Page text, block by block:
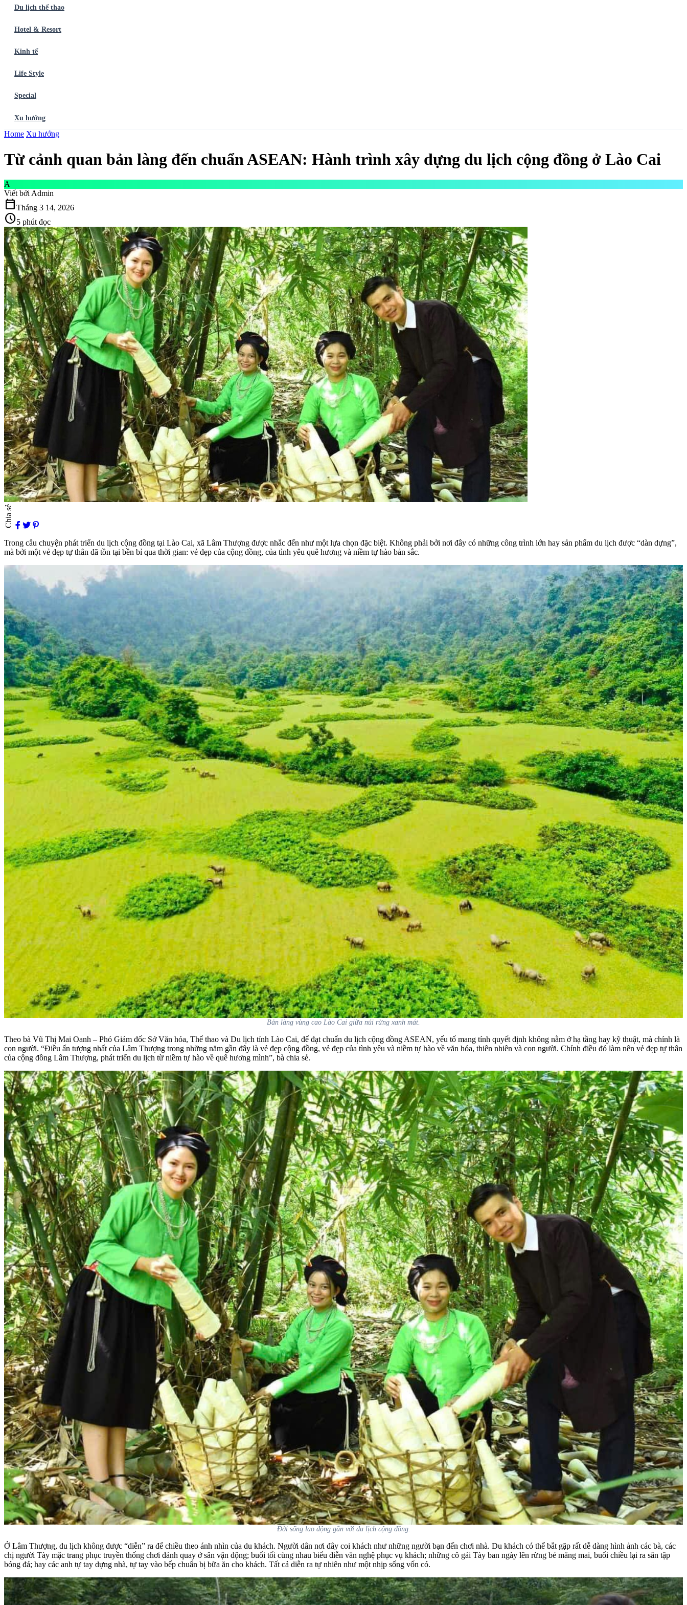
Du lịch thể thao
Hotel & Resort
Kinh tế
Life Style
Special
Xu hướng
Trang chủẨm thực
Home Xu hướng
Từ cảnh quan bản làng đến chuẩn ASEAN: Hành trình xây dựng du lịch cộng đồng ở Lào Cai
A
Viết bởi Admin
calendar_todayTháng 3 14, 2026
schedule5 phút đọc
Chia sẻ
Trong câu chuyện phát triển du lịch cộng đồng tại Lào Cai, xã Lâm Thượng được nhắc đến như một lựa chọn đặc biệt. Không phải bởi nơi đây có những công trình lớn hay sản phẩm du lịch được “dàn dựng”,
mà bởi một vẻ đẹp tự thân đã tồn tại bền bỉ qua thời gian: vẻ đẹp của cộng đồng, của tình yêu quê hương và niềm tự hào bản sắc.
Bản làng vùng cao Lào Cai giữa núi rừng xanh mát.
Theo bà Vũ Thị Mai Oanh – Phó Giám đốc Sở Văn hóa, Thể thao và Du lịch tỉnh Lào Cai, để đạt chuẩn du lịch cộng đồng ASEAN, yếu tố mang tính quyết định không nằm ở hạ tầng hay kỹ thuật, mà chính là
con người. “Điều ấn tượng nhất của Lâm Thượng trong những năm gần đây là vẻ đẹp cộng đồng, vẻ đẹp của tình yêu và niềm tự hào về văn hóa, thiên nhiên và con người. Chính điều đó làm nên vẻ đẹp tự thân
của cộng đồng Lâm Thượng, phát triển du lịch từ niềm tự hào về quê hương mình”, bà chia sẻ.
Đời sống lao động gắn với du lịch cộng đồng.
Ở Lâm Thượng, du lịch không được “diễn” ra để chiều theo ánh nhìn của du khách. Người dân nơi đây coi khách như những người bạn đến chơi nhà. Du khách có thể bắt gặp rất dễ dàng hình ảnh các bà, các
chị người Tày mặc trang phục truyền thống chơi đánh quay ở sân vận động; buổi tối cùng nhau biểu diễn văn nghệ phục vụ khách; những cô gái Tày ban ngày lên rừng bẻ măng mai, buổi chiều lại ra sân tập
bóng đá; hay các anh tự tay dựng nhà, tự tay vào bếp chuẩn bị bữa ăn cho khách. Tất cả diễn ra tự nhiên như một nhịp sống vốn có.